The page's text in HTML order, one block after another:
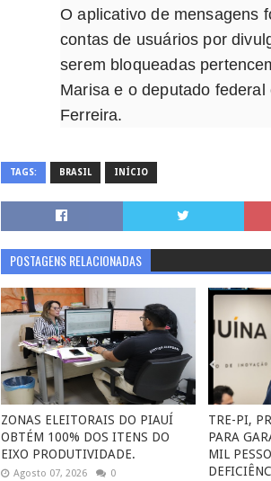
O aplicativo de mensagens
contas de usuários por
serem bloqueadas
Marisa e o deputado
Ferreira.
TAGS: BRASIL INÍCIO
POSTAGENS RELACIONADAS
ZONAS ELEITORAIS DO PIAUÍ
OBTÉM 100% DOS ITENS DO
EIXO PRODUTIVIDADE.
Agosto 07, 2026 0
TRE-PI,
PARA
MIL